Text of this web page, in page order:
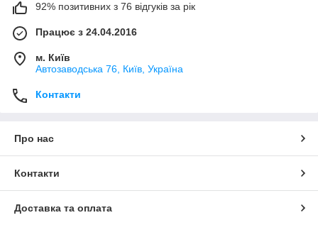
92% позитивних з 76 відгуків за рік
Працює з 24.04.2016
м. Київ
Автозаводська 76, Київ, Україна
Контакти
Про нас
Контакти
Доставка та оплата